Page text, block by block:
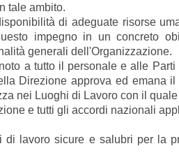
tale ambito.
di adeguate risorse
impegno in un concreto
generali dell'Organizzazione.
a tutto il personale e alle
Direzione approva ed emana
nei Luoghi di Lavoro con il
e tutti gli accordi nazionali
sicure e salubri per la